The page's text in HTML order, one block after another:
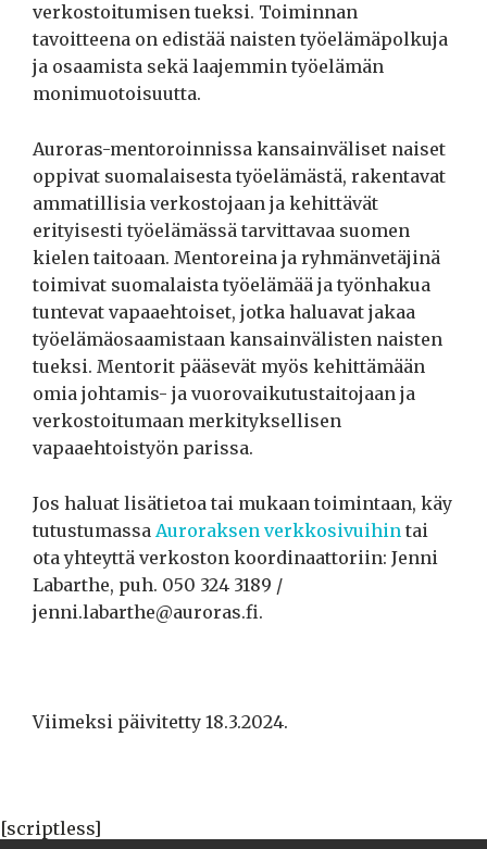
verkostoitumisen tueksi. Toiminnan
tavoitteena on edistää naisten työelämäpolkuja
ja osaamista sekä laajemmin työelämän
monimuotoisuutta.
Auroras-mentoroinnissa kansainväliset naiset
oppivat suomalaisesta työelämästä, rakentavat
ammatillisia verkostojaan ja kehittävät
erityisesti työelämässä tarvittavaa suomen
kielen taitoaan. Mentoreina ja ryhmänvetäjinä
toimivat suomalaista työelämää ja työnhakua
tuntevat vapaaehtoiset, jotka haluavat jakaa
työelämäosaamistaan kansainvälisten naisten
tueksi. Mentorit pääsevät myös kehittämään
omia johtamis- ja vuorovaikutustaitojaan ja
verkostoitumaan merkityksellisen
vapaaehtoistyön parissa.
Jos haluat lisätietoa tai mukaan toimintaan, käy
tutustumassa Auroraksen verkkosivuihin tai
ota yhteyttä verkoston koordinaattoriin: Jenni
Labarthe, puh. 050 324 3189 /
jenni.labarthe@auroras.fi.
Viimeksi päivitetty 18.3.2024.
[scriptless]